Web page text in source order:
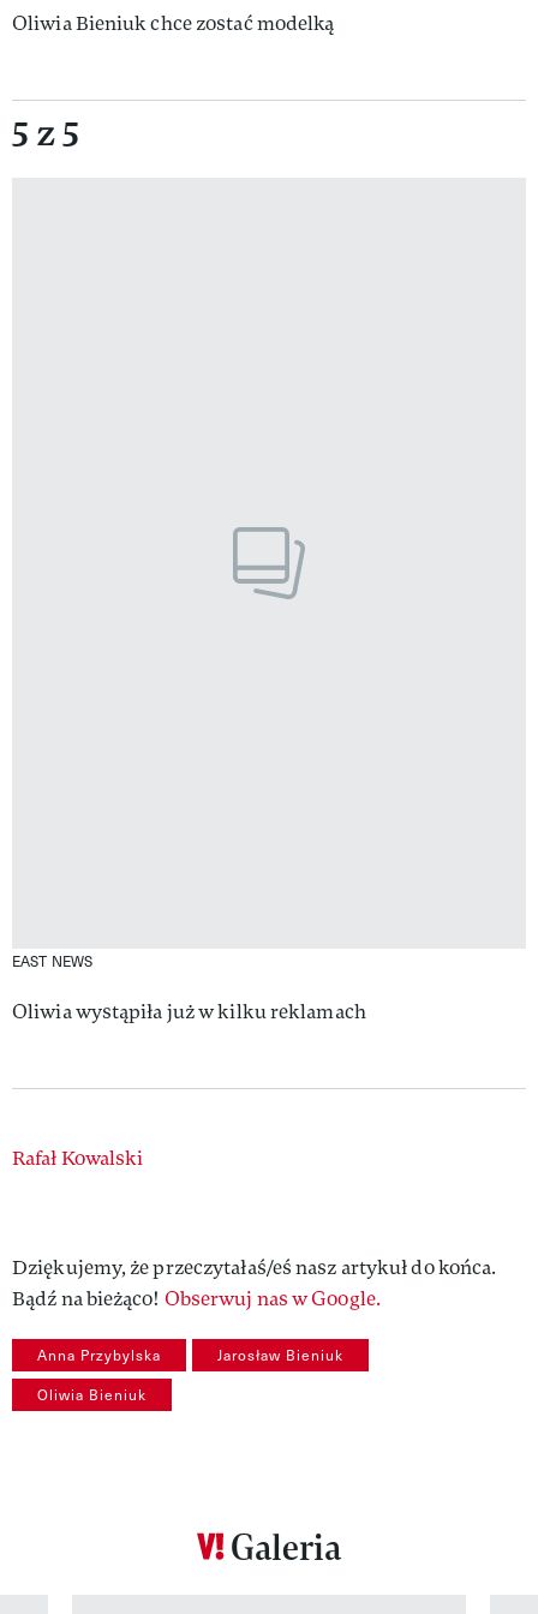
Oliwia Bieniuk chce zostać modelką
5 z 5
EAST NEWS
Oliwia wystąpiła już w kilku reklamach
Authors
Rafał Kowalski
Dziękujemy, że przeczytałaś/eś nasz artykuł do końca.
Bądź na bieżąco! Obserwuj nas w Google.
Anna Przybylska Jarosław Bieniuk
Oliwia Bieniuk
Galeria